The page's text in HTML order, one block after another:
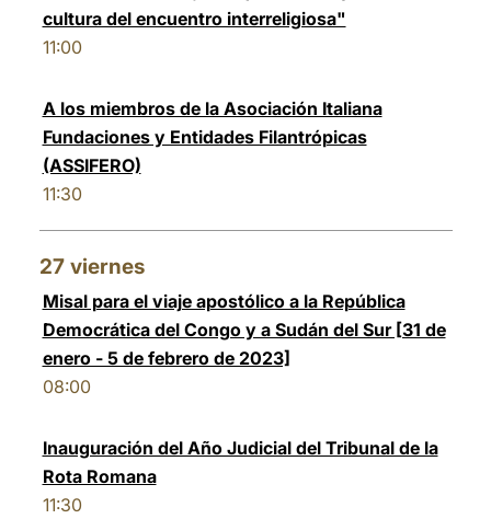
cultura del encuentro interreligiosa"
11:00
A los miembros de la Asociación Italiana
Fundaciones y Entidades Filantrópicas
(ASSIFERO)
11:30
27 viernes
Misal para el viaje apostólico a la República
Democrática del Congo y a Sudán del Sur [31 de
enero - 5 de febrero de 2023]
08:00
Inauguración del Año Judicial del Tribunal de la
Rota Romana
11:30